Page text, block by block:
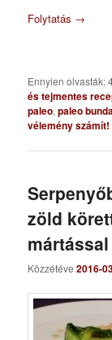
Folytatás →
Ennyien olvasták:
és tejmentes
paleo,paleo
vélemény számít!
zöld
mártással
Közzétéve2016-